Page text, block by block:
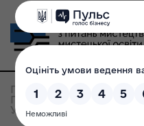
Головна
Громадське
України